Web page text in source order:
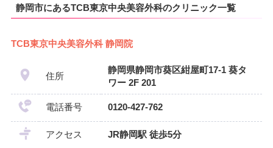
静岡市にあるTCB東京中央美容外科のクリニック一覧
TCB東京中央美容外科 静岡院
住所
静岡県静岡市葵区紺屋町17-1 葵タ
ワー 2F 201
電話番号 0120-427-762
アクセス JR静岡駅 徒歩5分